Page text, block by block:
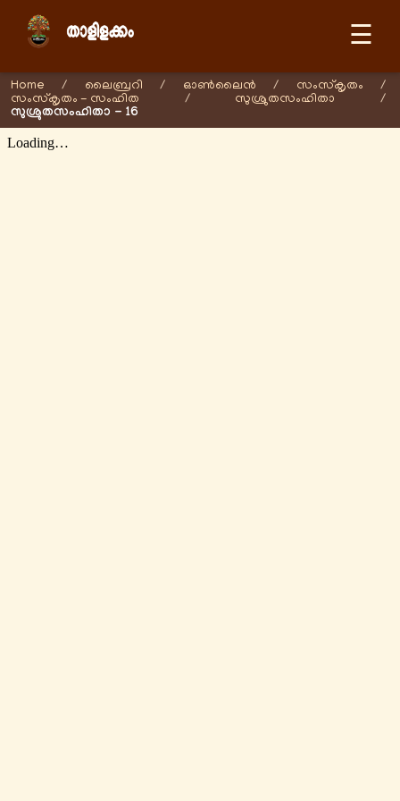
☰
Home / ലൈബ്രറി / ഓണ്‍ലൈന്‍ / സംസ്കൃതം
/
സംസ്കൃതം - സംഹിത
/ സുശ്രുതസംഹിതാ /
സുശ്രുതസംഹിതാ - 16